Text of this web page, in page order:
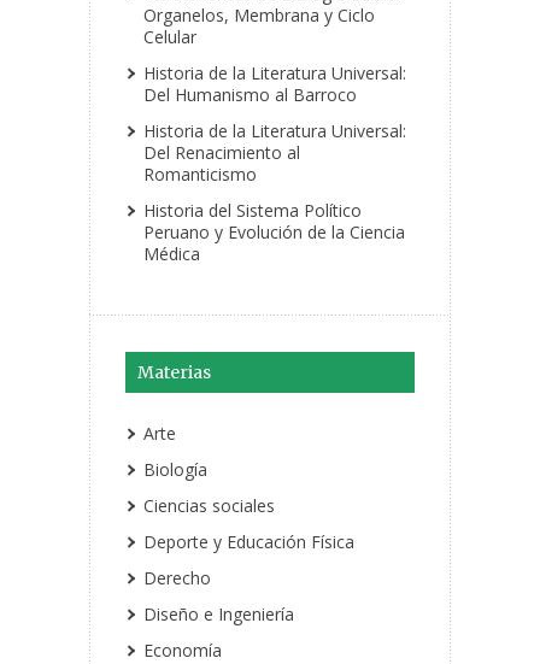
Organelos, Membrana y Ciclo
Celular
Historia de la Literatura Universal:
Del Humanismo al Barroco
Historia de la Literatura Universal:
Del Renacimiento al
Romanticismo
Historia del Sistema Político
Peruano y Evolución de la Ciencia
Médica
Materias
Arte
Biología
Ciencias sociales
Deporte y Educación Física
Derecho
Diseño e Ingeniería
Economía